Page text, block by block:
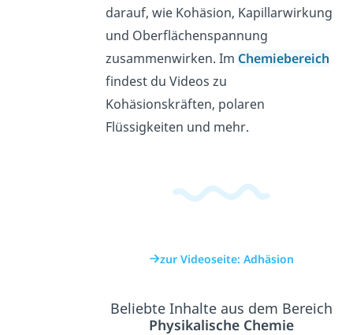
darauf, wie Kohäsion, Kapillarwirkung
und Oberflächenspannung
zusammenwirken. Im Chemiebereich
findest du Videos zu
Kohäsionskräften, polaren
Flüssigkeiten und mehr.
zur Videoseite: Adhäsion
Beliebte Inhalte aus dem Bereich
Physikalische Chemie